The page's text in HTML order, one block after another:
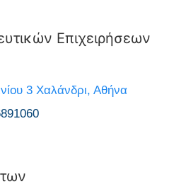
Επιχειρήσεων
3 Χαλάνδρι, Αθήνα